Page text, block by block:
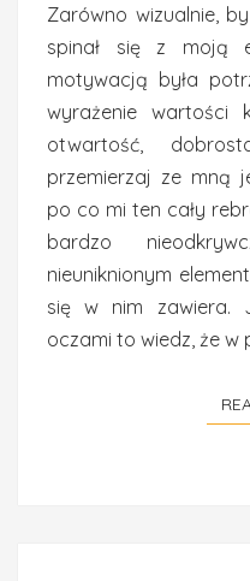
Zarówno wizualnie,
spinał się z moją
motywacją była
wyrażenie wartości
otwartość,
przemierzaj ze mną
po co mi ten cały
bardzo
nieuniknionym
się w nim zawiera.
oczami to wiedz, że w